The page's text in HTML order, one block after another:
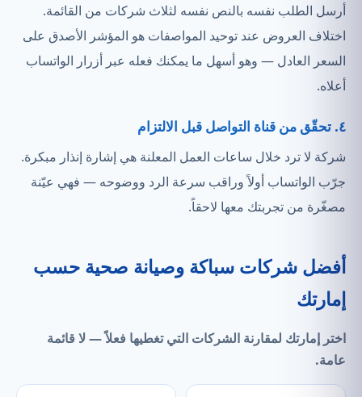
أرسل الطلب نفسه بالنص نفسه لثلاث شركات من القائمة.
اختلاف العروض عند توحيد المواصفات هو المؤشر الأصدق على
السعر العادل — وهو أسهل ما يمكنك فعله عبر أزرار الواتساب
أعلاه.
٤. تحقّق من قناة التواصل قبل الالتزام
شركة لا ترد خلال ساعات العمل المعلنة هي إشارة إنذار مبكرة.
جرّب الواتساب أولاً وراقب سرعة الرد ووضوحه — فهي عيّنة
مصغّرة من تجربتك معها لاحقاً.
أفضل شركات سباكة وصيانة صحية حسب
إمارتك
اختر إمارتك لمقارنة الشركات التيتغطيها فعلاً— لا قائمة
عامة.